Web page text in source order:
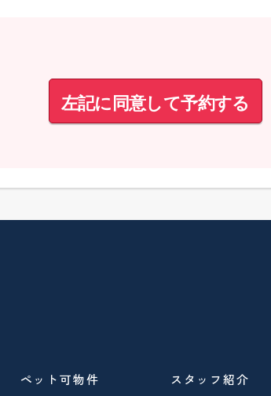
左記に同意して予約する
ペット可物件 スタッフ紹介